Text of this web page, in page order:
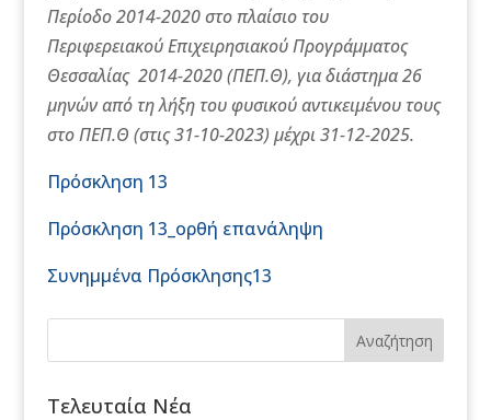
Περίοδο 2014-2020 στο πλαίσιο του
Περιφερειακού Επιχειρησιακού Προγράμματος
Θεσσαλίας 2014-2020 (ΠΕΠ.Θ), για διάστημα 26
μηνών από τη λήξη του φυσικού αντικειμένου τους
στο ΠΕΠ.Θ (στις 31-10-2023) μέχρι 31-12-2025.
Πρόσκληση 13
Πρόσκληση 13_ορθή επανάληψη
Συνημμένα Πρόσκλησης13
Αναζήτηση
Τελευταία Νέα